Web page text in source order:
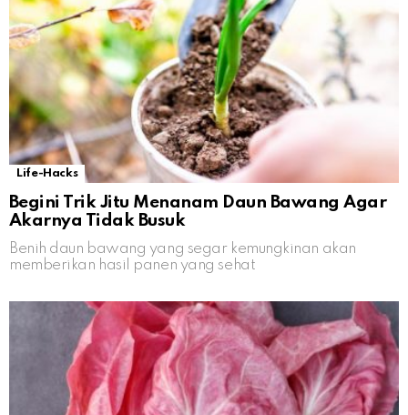
Life-Hacks
Begini Trik Jitu Menanam Daun Bawang Agar
Akarnya Tidak Busuk
Benih daun bawang yang segar kemungkinan akan
memberikan hasil panen yang sehat